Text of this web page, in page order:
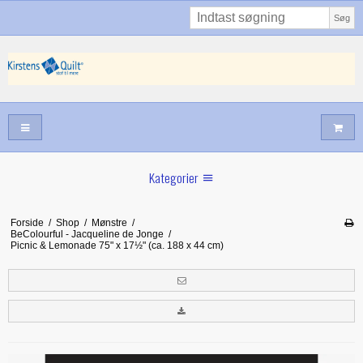
Søg
Kategorier
Juni nyt
Maj/juni nyt
Forår hos Kirstens Quilt
Alle trykfødder/Skabeloner mv til maskinquiltning
Tilbud
Forside / Shop / Mønstre /
BeColourful - Jacqueline de Jonge /
Picnic & Lemonade 75" x 17½" (ca. 188 x 44 cm)